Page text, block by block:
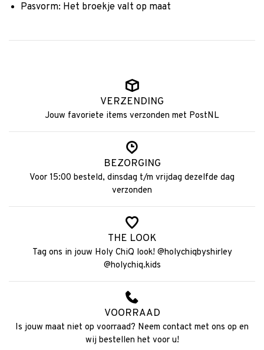
Pasvorm: Het broekje valt op maat
VERZENDING
Jouw favoriete items verzonden met PostNL
BEZORGING
Voor 15:00 besteld, dinsdag t/m vrijdag dezelfde dag
verzonden
THE LOOK
Tag ons in jouw Holy ChiQ look! @holychiqbyshirley
@holychiq.kids
VOORRAAD
Is jouw maat niet op voorraad? Neem contact met ons op en
wij bestellen het voor u!